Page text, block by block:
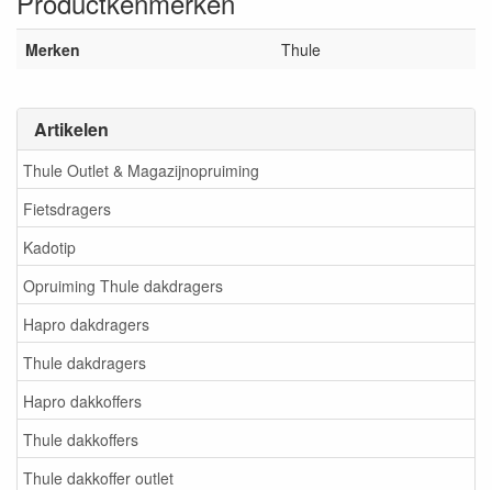
Artikelen
Thule Outlet & Magazijnopruiming
Fietsdragers
Kadotip
Opruiming Thule dakdragers
Hapro dakdragers
Thule dakdragers
Hapro dakkoffers
Thule dakkoffers
Thule dakkoffer outlet
Merken Thule